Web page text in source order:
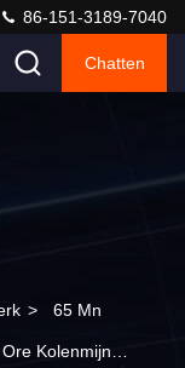
86-151-3189-7040
Chatten
> 65 Mn
Kolenmijn